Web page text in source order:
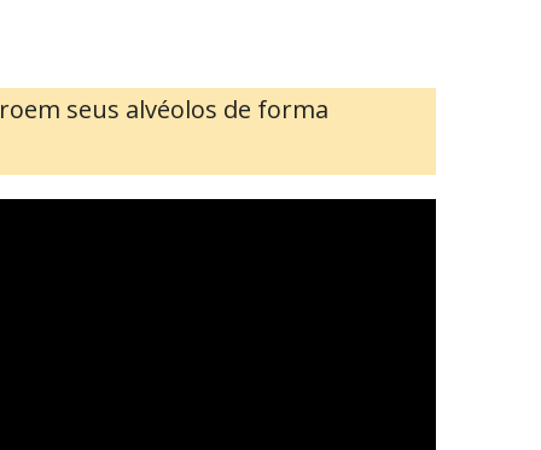
seus alvéolos de forma